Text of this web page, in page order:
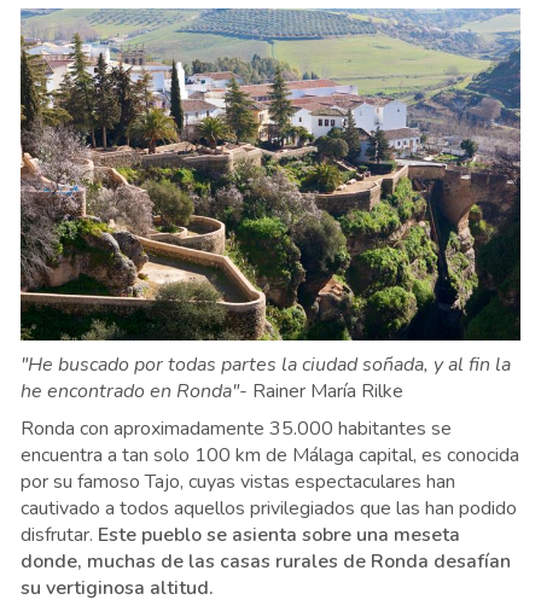
"He buscado por todas partes la ciudad soñada, y al fin la
he encontrado en Ronda"- Rainer María Rilke
Ronda con aproximadamente 35.000 habitantes se
encuentra a tan solo 100 km de Málaga capital, es conocida
por su famoso Tajo, cuyas vistas espectaculares han
cautivado a todos aquellos privilegiados que las han podido
disfrutar. Este pueblo se asienta sobre una meseta
donde, muchas de las casas rurales de Ronda desafían
su vertiginosa altitud.